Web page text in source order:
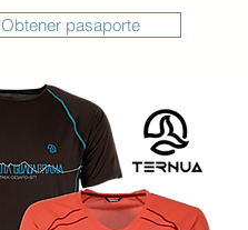
Obtener pasaporte